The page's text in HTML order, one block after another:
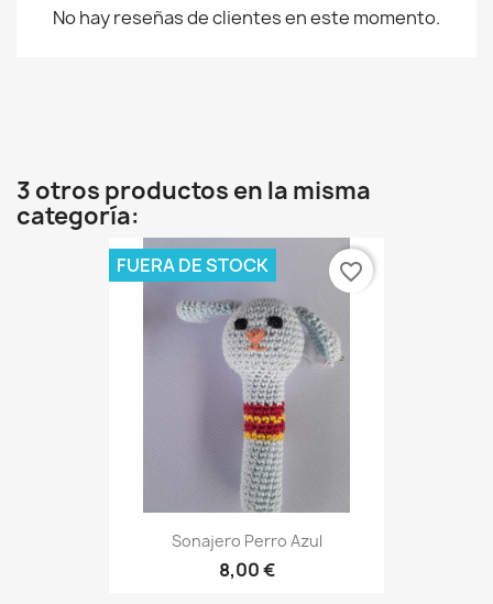
No hay reseñas de clientes en este momento.
3 otros productos en la misma
categoría:
Sonajero Perro Azul
8,00 €
FUERA DE STOCK favorite_border